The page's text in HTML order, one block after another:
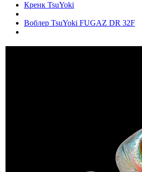
Кренк TsuYoki
Воблер TsuYoki FUGAZ DR 32F